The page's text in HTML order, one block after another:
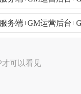
才可以看见